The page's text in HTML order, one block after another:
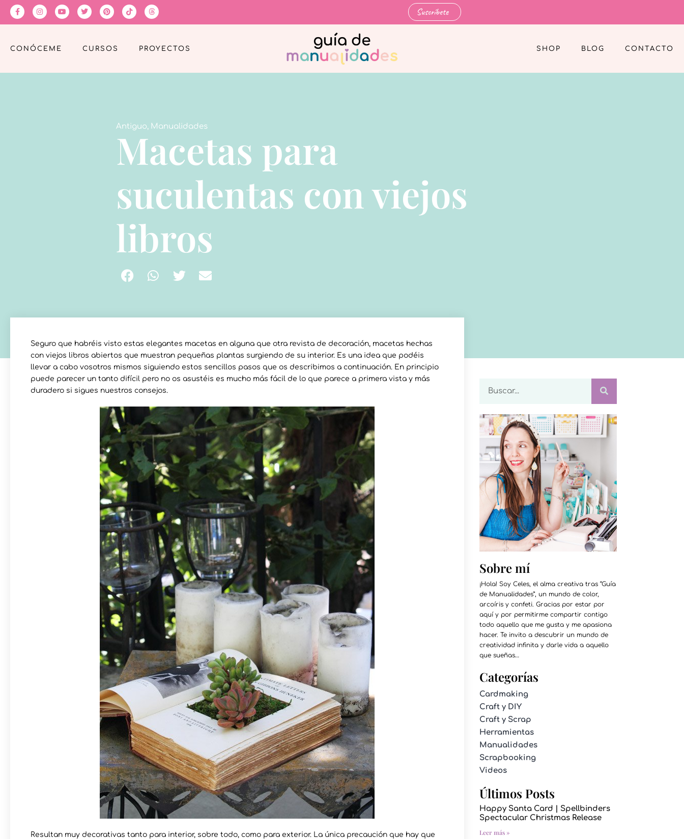
Suscríbete
CONÓCEME CURSOS PROYECTOS SHOP BLOG CONTACTO
Antiguo, Manualidades
Macetas para
suculentas con viejos
libros
Seguro que habréis visto estas elegantes macetas en alguna que otra revista de decoración, macetas hechas
con viejos libros abiertos que muestran pequeñas plantas surgiendo de su interior. Es una idea que podéis
llevar a cabo vosotros mismos siguiendo estos sencillos pasos que os describimos a continuación. En principio
puede parecer un tanto difícil pero no os asustéis es mucho más fácil de lo que parece a primera vista y más
duradero si sigues nuestros consejos.
Resultan muy decorativas tanto para interior, sobre todo, como para exterior. La única precaución que hay que
Sobre mí
¡Hola! Soy Celes, el alma creativa tras “Guía
de Manualidades”, un mundo de color,
arcoíris y confeti. Gracias por estar por
aquí y por permitirme compartir contigo
todo aquello que me gusta y me apasiona
hacer. Te invito a descubrir un mundo de
creatividad infinita y darle vida a aquello
que sueñas…
Categorías
Cardmaking
Craft y DIY
Craft y Scrap
Herramientas
Manualidades
Scrapbooking
Videos
Últimos Posts
Happy Santa Card | Spellbinders
Spectacular Christmas Release
Leer más »